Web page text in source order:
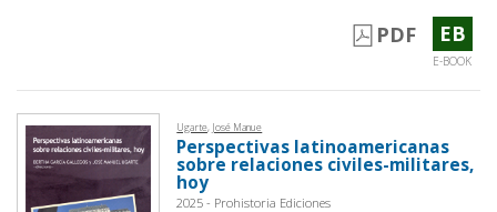
PDF EB
E-BOOK
Ugarte, José Manue
Perspectivas latinoamericanas
sobre relaciones civiles-militares,
hoy
2025 - Prohistoria Ediciones